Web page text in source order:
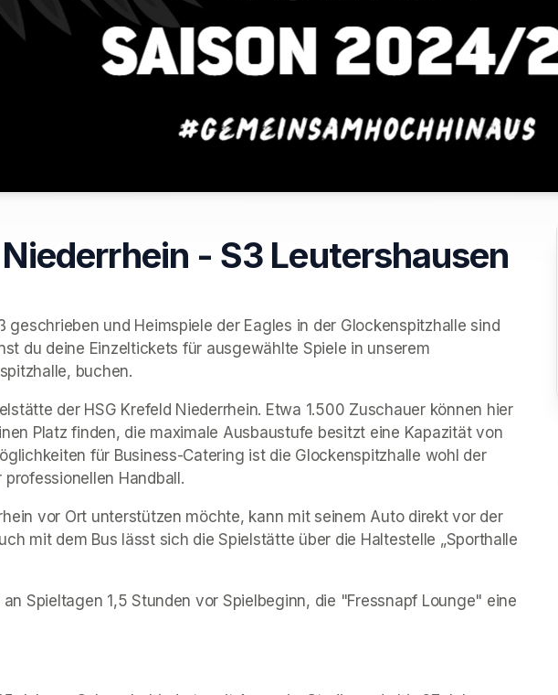
- S3 Leutershausen
geschrieben und Heimspiele der Eagles in der Glockenspitzhalle sind
du deine Einzeltickets für ausgewählte Spiele in unserem
buchen.
der HSG Krefeld Niederrhein. Etwa 1.500 Zuschauer können hier
Platz finden, die maximale Ausbaustufe besitzt eine Kapazität von
für Business-Catering ist die Glockenspitzhalle wohl der
Handball.
vor Ort unterstützen möchte, kann mit seinem Auto direkt vor der
mit dem Bus lässt sich die Spielstätte über die Haltestelle „Sporthalle
Spieltagen 1,5 Stunden vor Spielbeginn, die "Fressnapf Lounge" eine